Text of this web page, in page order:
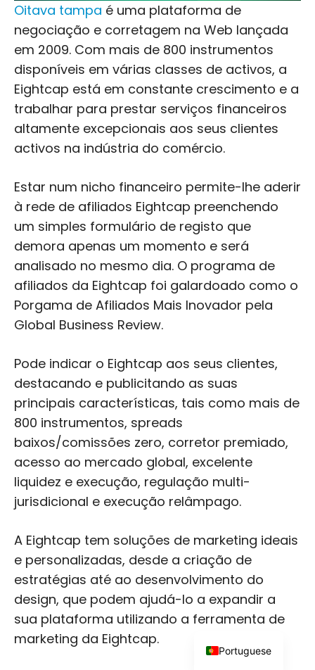
Oitava tampa é uma plataforma de
negociação e corretagem na Web lançada
em 2009. Com mais de 800 instrumentos
disponíveis em várias classes de activos, a
Eightcap está em constante crescimento e a
trabalhar para prestar serviços financeiros
altamente excepcionais aos seus clientes
activos na indústria do comércio.
Estar num nicho financeiro permite-lhe aderir
à rede de afiliados Eightcap preenchendo
um simples formulário de registo que
demora apenas um momento e será
analisado no mesmo dia. O programa de
afiliados da Eightcap foi galardoado como o
Porgama de Afiliados Mais Inovador pela
Global Business Review.
Pode indicar o Eightcap aos seus clientes,
destacando e publicitando as suas
principais características, tais como mais de
800 instrumentos, spreads
baixos/comissões zero, corretor premiado,
acesso ao mercado global, excelente
liquidez e execução, regulação multi-
jurisdicional e execução relâmpago.
A Eightcap tem soluções de marketing ideais
e personalizadas, desde a criação de
estratégias até ao desenvolvimento do
design, que podem ajudá-lo a expandir a
sua plataforma utilizando a ferramenta de
marketing da Eightcap.
Portuguese
English
French
German
Spanish
Italian
Dutch
Russian
Japanese